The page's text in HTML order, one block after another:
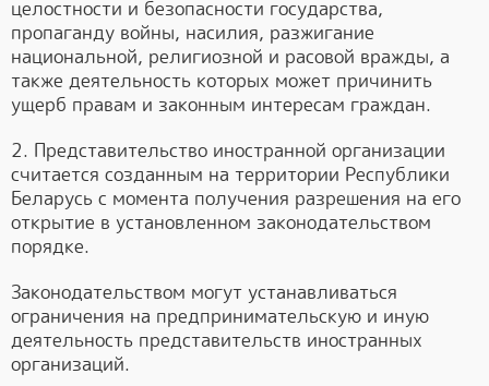
целостности и безопасности государства,
пропаганду войны, насилия, разжигание
национальной, религиозной и расовой вражды, а
также деятельность которых может причинить
ущерб правам и законным интересам граждан.
2. Представительство иностранной организации
считается созданным на территории Республики
Беларусь с момента получения разрешения на его
открытие в установленном законодательством
порядке.
Законодательством могут устанавливаться
ограничения на предпринимательскую и иную
деятельность представительств иностранных
организаций.